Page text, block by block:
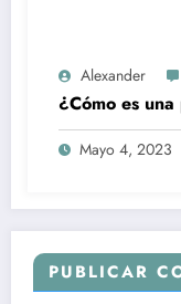
Alexander
¿Cómo es
Mayo 4, 2023
PUBLICAR